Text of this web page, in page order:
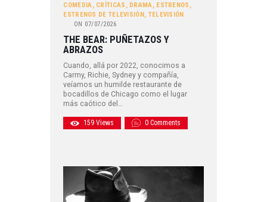
COMEDIA CRÍTICAS DRAMA ESTRENOS
ESTRENOS DE TELEVISIÓN TELEVISIÓN
ON 07/07/2026
THE BEAR: PUÑETAZOS Y
ABRAZOS
Cuando, allá por 2022, conocimos a
Carmy, Richie, Sydney y compañía,
veíamos un humilde restaurante de
bocadillos de Chicago como el lugar
más caótico del…
159 Views 0 Comments